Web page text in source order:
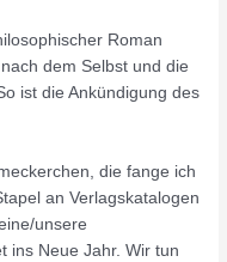
Roman
dem Selbst und die
ist die Ankündigung des
die fange ich
an Verlagskatalogen
unsere
ins Neue Jahr. Wir tun